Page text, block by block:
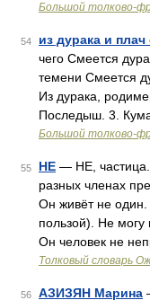
Большой толково-
54 из дурака и
чего Смеется
темени Смеется
Из дурака,
Последыш. 3. Кума
Большой толково-
55 НЕ — НЕ,
разных членах
Он живёт не один.
пользой). Не могу
Он человек не
Толковый словарь
56 АЗИЗЯН Марина